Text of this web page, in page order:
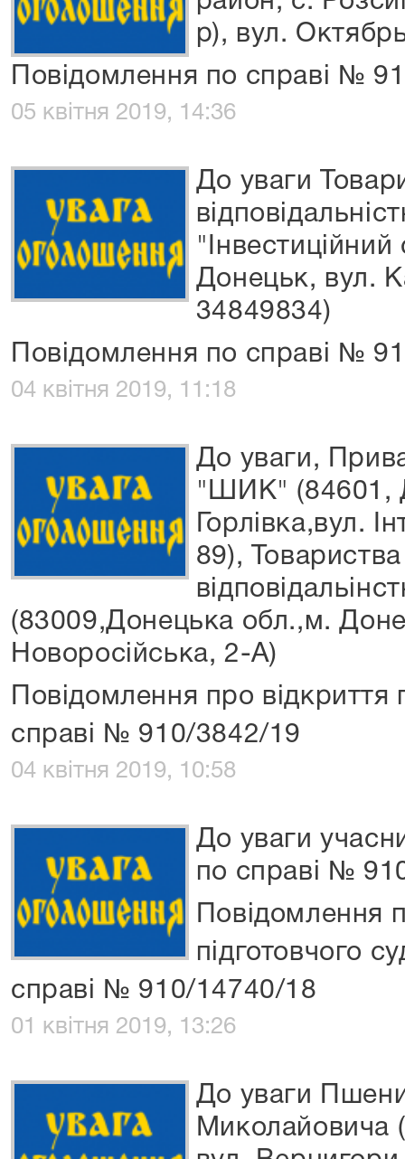
р), вул.
Повідомлення по справі №
05 квітня 2019, 14:36
До уваги
Донецьк, вул.
34849834)
Повідомлення по справі №
04 квітня 2019, 11:18
До уваги,
"ШИК" (84601,
Горлівка,вул.
89),
(83009,Донецька обл.,м.
Новоросійська, 2-А)
Повідомлення про
справі № 910/3842/19
04 квітня 2019, 10:58
До уваги
по справі №
Повідомлення
підготовчого
справі № 910/14740/18
01 квітня 2019, 13:26
До уваги
Миколайовича